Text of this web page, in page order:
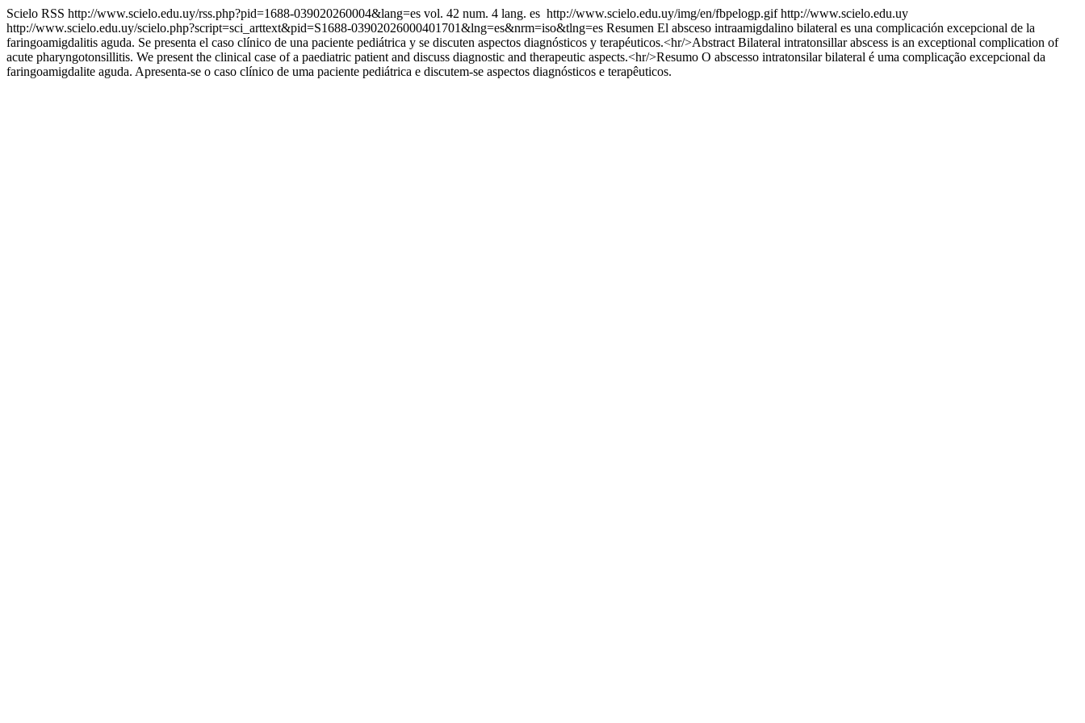
Scielo RSS http://www.scielo.edu.uy/rss.php?pid=1688-039020260004&lang=es vol. 42 num. 4 lang. es http://www.scielo.edu.uy/img/en/fbpelogp.gif http://www.scielo.edu.uy
http://www.scielo.edu.uy/scielo.php?script=sci_arttext&pid=S1688-03902026000401701&lng=es&nrm=iso&tlng=es Resumen El absceso intraamigdalino bilateral es una complicación excepcional de la
faringoamigdalitis aguda. Se presenta el caso clínico de una paciente pediátrica y se discuten aspectos diagnósticos y terapéuticos.<hr/>Abstract Bilateral intratonsillar abscess is an exceptional complication of
acute pharyngotonsillitis. We present the clinical case of a paediatric patient and discuss diagnostic and therapeutic aspects.<hr/>Resumo O abscesso intratonsilar bilateral é uma complicação excepcional da
faringoamigdalite aguda. Apresenta-se o caso clínico de uma paciente pediátrica e discutem-se aspectos diagnósticos e terapêuticos.